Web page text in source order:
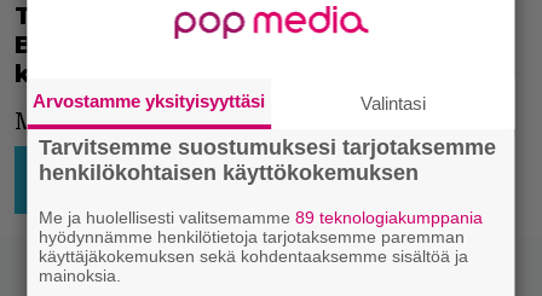
Tositapahtumiin perustuva Burning
Body kertoo tapetusta poliisista –
katso traileri
Mielenkiintoinen sarja tulossa.
EUROOPPA
SUORATOISTO
22.8.2023
Arvostamme yksityisyyttäsi Valintasi
Tarvitsemme suostumuksesi tarjotaksemme
henkilökohtaisen käyttökokemuksen
Me ja huolellisesti valitsemamme89 teknologiakumppania
hyödynnämme henkilötietoja tarjotaksemme paremman
käyttäjäkokemuksen sekä kohdentaaksemme sisältöä ja
mainoksia.